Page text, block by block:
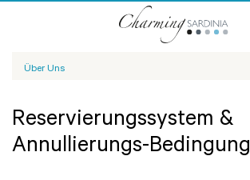
Über Uns
Reservierungssystem &
Annullierungs-Bedingung